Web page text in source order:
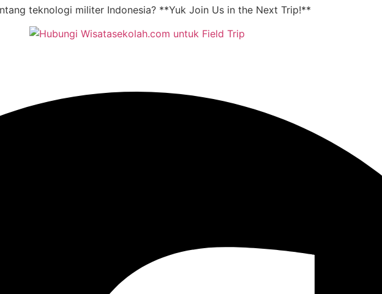
teknologi militer Indonesia? **Yuk Join Us in the Next Trip!**